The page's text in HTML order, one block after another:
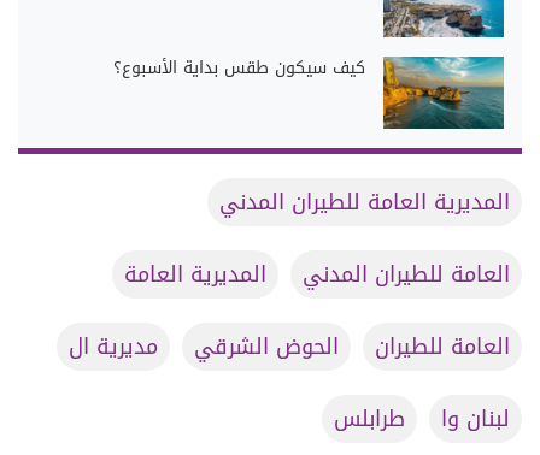
كيف سيكون طقس بداية الأسبوع؟
المديرية العامة للطيران المدني
العامة للطيران المدني
المديرية العامة
العامة للطيران
الحوض الشرقي
مديرية ال
لبنان وا
طرابلس